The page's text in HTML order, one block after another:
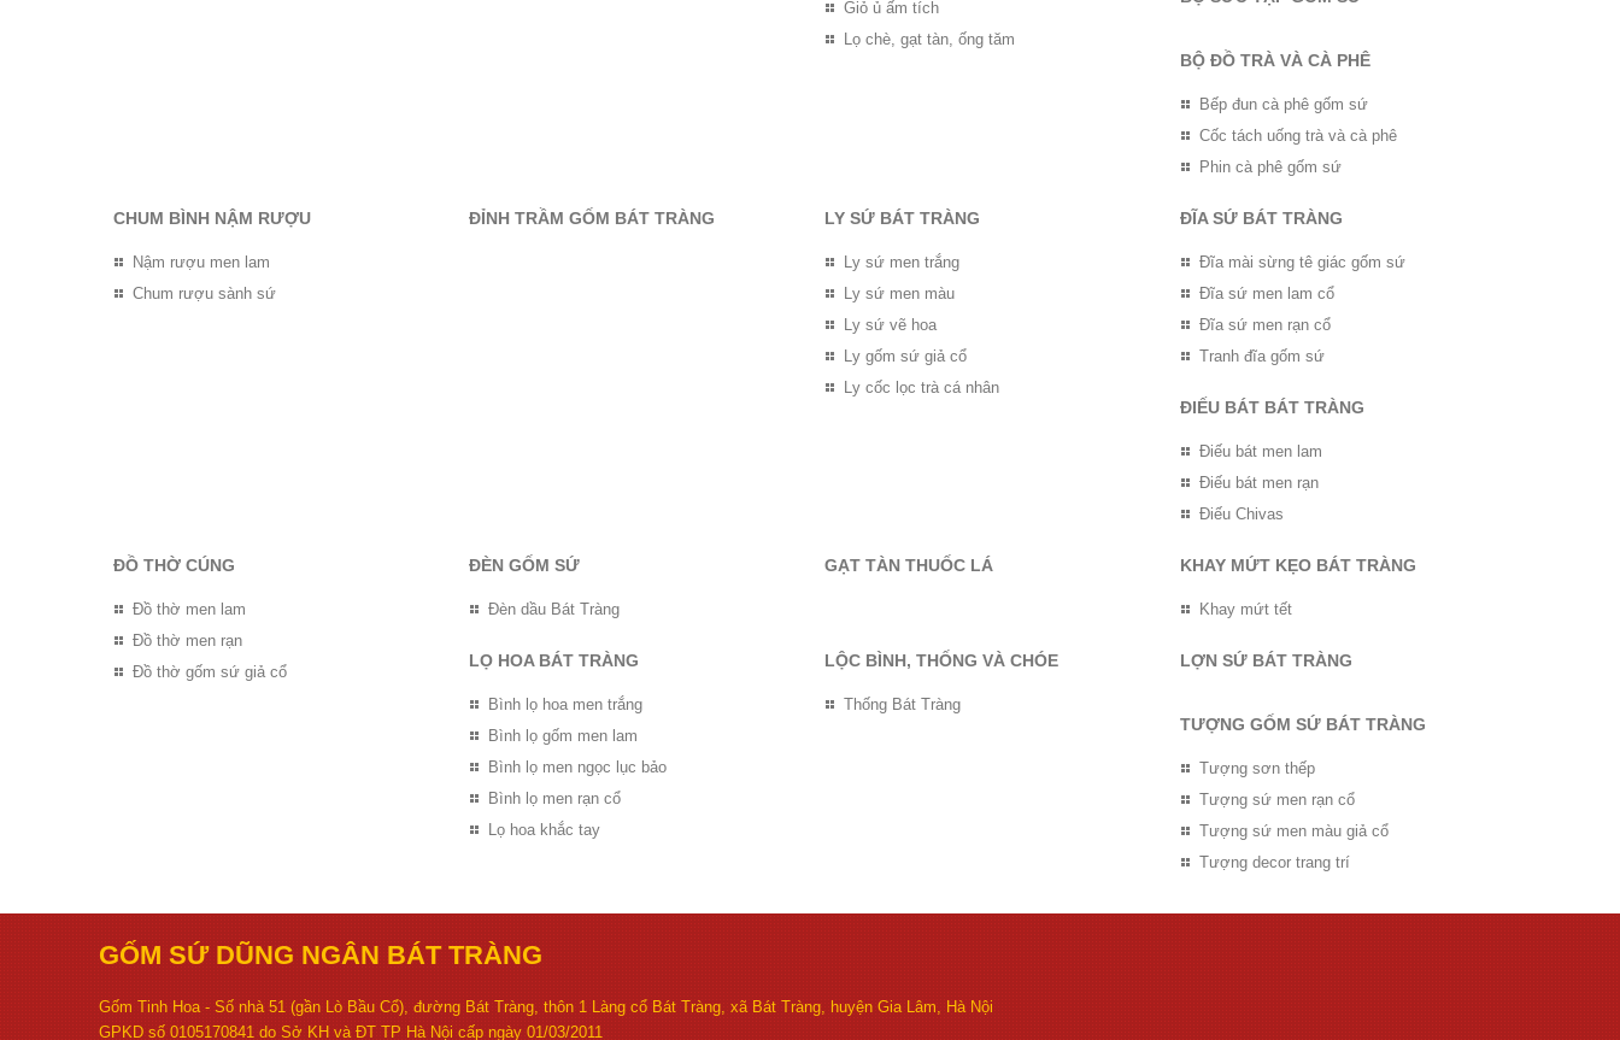
Giỏ ủ ấm tích
Lọ chè, gạt tàn, ống tăm
BỘ ĐỒ TRÀ VÀ CÀ PHÊ
Bếp đun cà phê gốm sứ
Cốc tách uống trà và cà phê
Phin cà phê gốm sứ
CHUM BÌNH NẬM RƯỢU
Nậm rượu men lam
Chum rượu sành sứ
ĐỈNH TRẦM GỐM BÁT TRÀNG LY SỨ BÁT TRÀNG
Ly sứ men trắng
Ly sứ men màu
Ly sứ vẽ hoa
Ly gốm sứ giả cổ
Ly cốc lọc trà cá nhân
ĐĨA SỨ BÁT TRÀNG
Đĩa mài sừng tê giác gốm sứ
Đĩa sứ men lam cổ
Đĩa sứ men rạn cổ
Tranh đĩa gốm sứ
ĐIẾU BÁT BÁT TRÀNG
Điếu bát men lam
Điếu bát men rạn
Điếu Chivas
ĐỒ THỜ CÚNG
Đồ thờ men lam
Đồ thờ men rạn
Đồ thờ gốm sứ giả cổ
ĐÈN GỐM SỨ
Đèn dầu Bát Tràng
GẠT TÀN THUỐC LÁ KHAY MỨT KẸO BÁT TRÀNG
Khay mứt tết
LỌ HOA BÁT TRÀNG
Bình lọ hoa men trắng
Bình lọ gốm men lam
Bình lọ men ngọc lục bảo
Bình lọ men rạn cổ
Lọ hoa khắc tay
LỘC BÌNH, THỐNG VÀ CHÓE
Thống Bát Tràng
LỢN SỨ BÁT TRÀNG
TƯỢNG GỐM SỨ BÁT TRÀNG
Tượng sơn thếp
Tượng sứ men rạn cổ
Tượng sứ men màu giả cổ
Tượng decor trang trí
GỐM SỨ DŨNG NGÂN BÁT TRÀNG
Gốm Tinh Hoa - Số nhà 51 (gần Lò Bầu Cổ), đường Bát Tràng, thôn 1 Làng cổ Bát Tràng, xã Bát Tràng, huyện Gia Lâm, Hà Nội
GPKD số 0105170841 do Sở KH và ĐT TP Hà Nội cấp ngày 01/03/2011